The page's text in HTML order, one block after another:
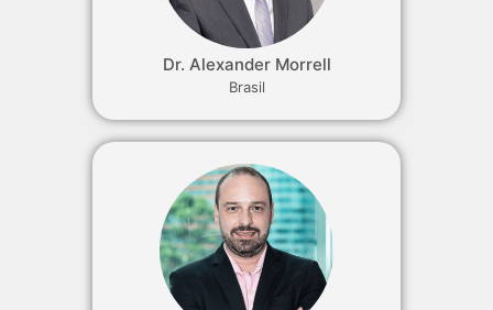
Dr. Alexander Morrell
Brasil